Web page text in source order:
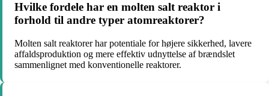
Hvilke fordele har en molten salt reaktor i
forhold til andre typer atomreaktorer?
Molten salt reaktorer har potentiale for højere sikkerhed, lavere
affaldsproduktion og mere effektiv udnyttelse af brændslet
sammenlignet med konventionelle reaktorer.